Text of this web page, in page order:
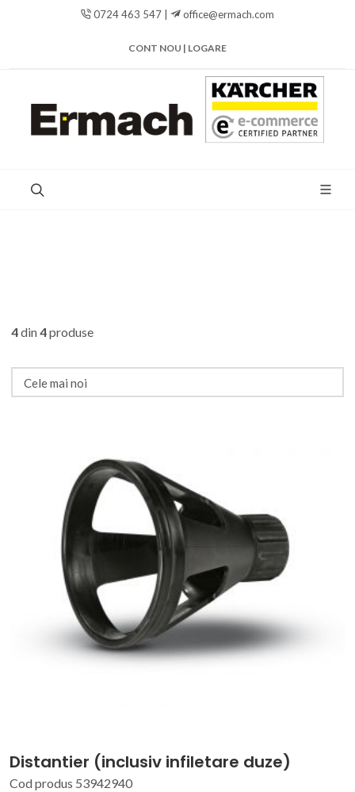
0724 463 547 | office@ermach.com
CONT NOU | LOGARE
4din4produse
Distantier (inclusiv infiletare duze)
Cod produs 53942940